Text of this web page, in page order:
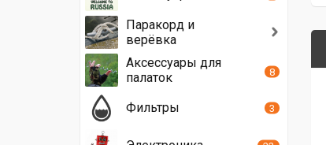
Паракорд и
верёвка
Аксессуары для
палаток
8
Фильтры 3